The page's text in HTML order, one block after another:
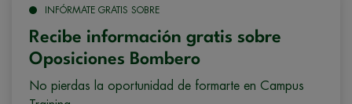
INFÓRMATE GRATIS SOBRE
Recibe información gratis sobre
Oposiciones Bombero
No pierdas la oportunidad de formarte en Campus